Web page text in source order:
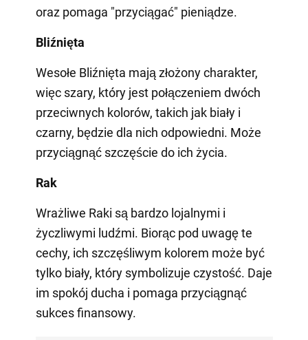
oraz pomaga "przyciągać" pieniądze.
Bliźnięta
Wesołe Bliźnięta mają złożony charakter,
więc szary, który jest połączeniem dwóch
przeciwnych kolorów, takich jak biały i
czarny, będzie dla nich odpowiedni. Może
przyciągnąć szczęście do ich życia.
Rak
Wrażliwe Raki są bardzo lojalnymi i
życzliwymi ludźmi. Biorąc pod uwagę te
cechy, ich szczęśliwym kolorem może być
tylko biały, który symbolizuje czystość. Daje
im spokój ducha i pomaga przyciągnąć
sukces finansowy.